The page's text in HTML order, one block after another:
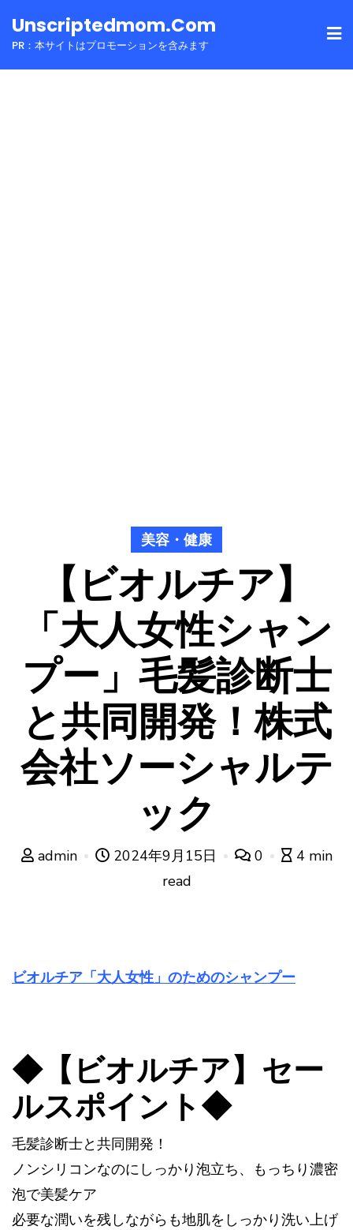
toUnscriptedmom.com
PR：本サイトはプロモーションを含みます
美容・健康
【ビオルチア】
「大人女性シャン
プー」毛髪診断士
と共同開発！株式
会社ソーシャルテ
ック
admin 2024年9月15日 0
4 min
read
ビオルチア「大人女性」のためのシャンプー
◆【ビオルチア】セー
ルスポイント◆
毛髪診断士と共同開発！
ノンシリコンなのにしっかり泡立ち、もっちり濃密
泡で美髪ケア
必要な潤いを残しながらも地肌をしっかり洗い上げ